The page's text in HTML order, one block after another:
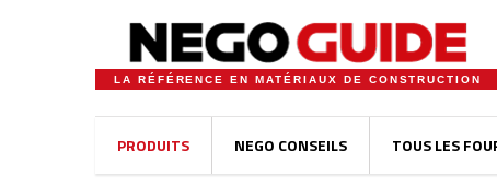
LA RÉFÉRENCE EN MATÉRIAUX DE CONSTRUCTION
PRODUITS NEGO CONSEILS TOUS LES